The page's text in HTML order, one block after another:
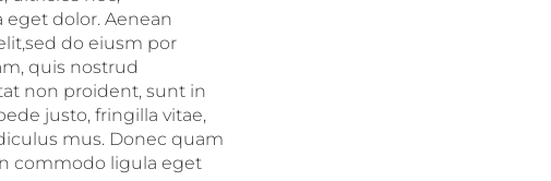
dolor. Aenean
do eiusm por
quis nostrud
non proident, sunt in
justo, fringilla vitae,
mus. Donec quam
commodo ligula eget